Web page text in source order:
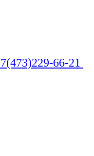
66-21